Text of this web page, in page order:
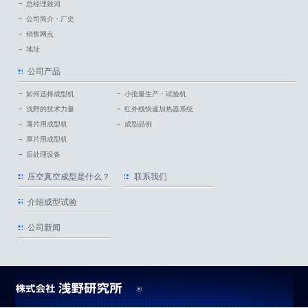
总经理致词
公司简介・厂史
销售网点
地址
公司产品
如何选择成型机
浅野的技术力量
薄片用成型机
厚片用成型机
后处理设备
小批量生产・试验机
红外线快速加热器系统
成型品例
压空真空成型是什么？
介绍成型试验
公司新闻
联系我们
©